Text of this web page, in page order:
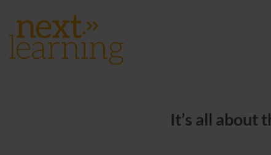
naar
inhoud
It’s all about